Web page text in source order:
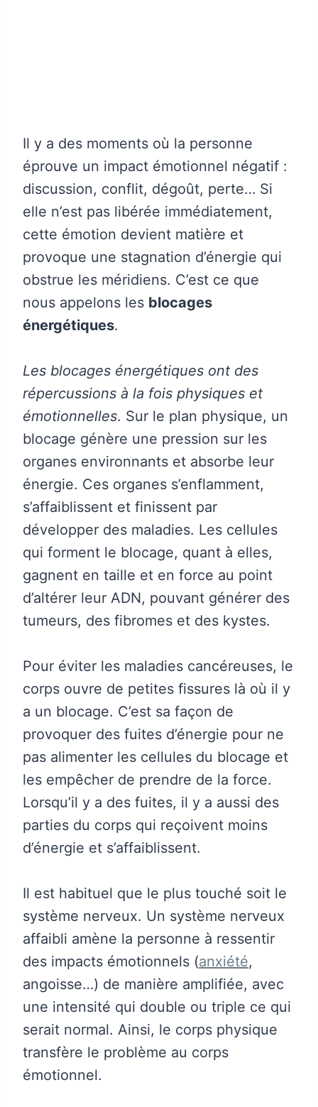
Il y a des moments où la personne
éprouve un impact émotionnel négatif :
discussion, conflit, dégoût, perte… Si
elle n’est pas libérée immédiatement,
cette émotion devient matière et
provoque une stagnation d’énergie qui
obstrue les méridiens. C’est ce que
nous appelons les blocages
énergétiques.
Les blocages énergétiques ont des
répercussions à la fois physiques et
émotionnelles. Sur le plan physique, un
blocage génère une pression sur les
organes environnants et absorbe leur
énergie. Ces organes s’enflamment,
s’affaiblissent et finissent par
développer des maladies. Les cellules
qui forment le blocage, quant à elles,
gagnent en taille et en force au point
d’altérer leur ADN, pouvant générer des
tumeurs, des fibromes et des kystes.
Pour éviter les maladies cancéreuses, le
corps ouvre de petites fissures là où il y
a un blocage. C’est sa façon de
provoquer des fuites d’énergie pour ne
pas alimenter les cellules du blocage et
les empêcher de prendre de la force.
Lorsqu’il y a des fuites, il y a aussi des
parties du corps qui reçoivent moins
d’énergie et s’affaiblissent.
Il est habituel que le plus touché soit le
système nerveux. Un système nerveux
affaibli amène la personne à ressentir
des impacts émotionnels (anxiété,
angoisse…) de manière amplifiée, avec
une intensité qui double ou triple ce qui
serait normal. Ainsi, le corps physique
transfère le problème au corps
émotionnel.